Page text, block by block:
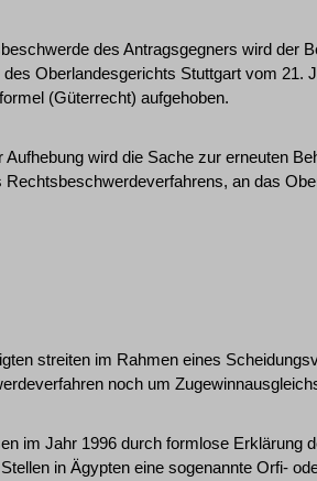
des Antragsgegners wird der
des Oberlandesgerichts Stuttgart vom 21.
(Güterrecht) aufgehoben.
Aufhebung wird die Sache zur erneuten
Rechtsbeschwerdeverfahrens, an das
streiten im Rahmen eines
noch um
im Jahr 1996 durch formlose Erklärung
in Ägypten eine sogenannte Orfi-